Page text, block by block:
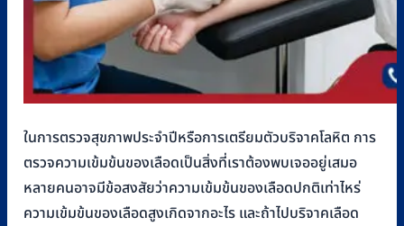
ในการตรวจสุขภาพประจำปีหรือการเตรียมตัวบริจาคโลหิต การ
ตรวจความเข้มข้นของเลือดเป็นสิ่งที่เราต้องพบเจออยู่เสมอ
หลายคนอาจมีข้อสงสัยว่าความเข้มข้นของเลือดปกติเท่าไหร่
ความเข้มข้นของเลือดสูงเกิดจากอะไร และถ้าไปบริจาคเลือด